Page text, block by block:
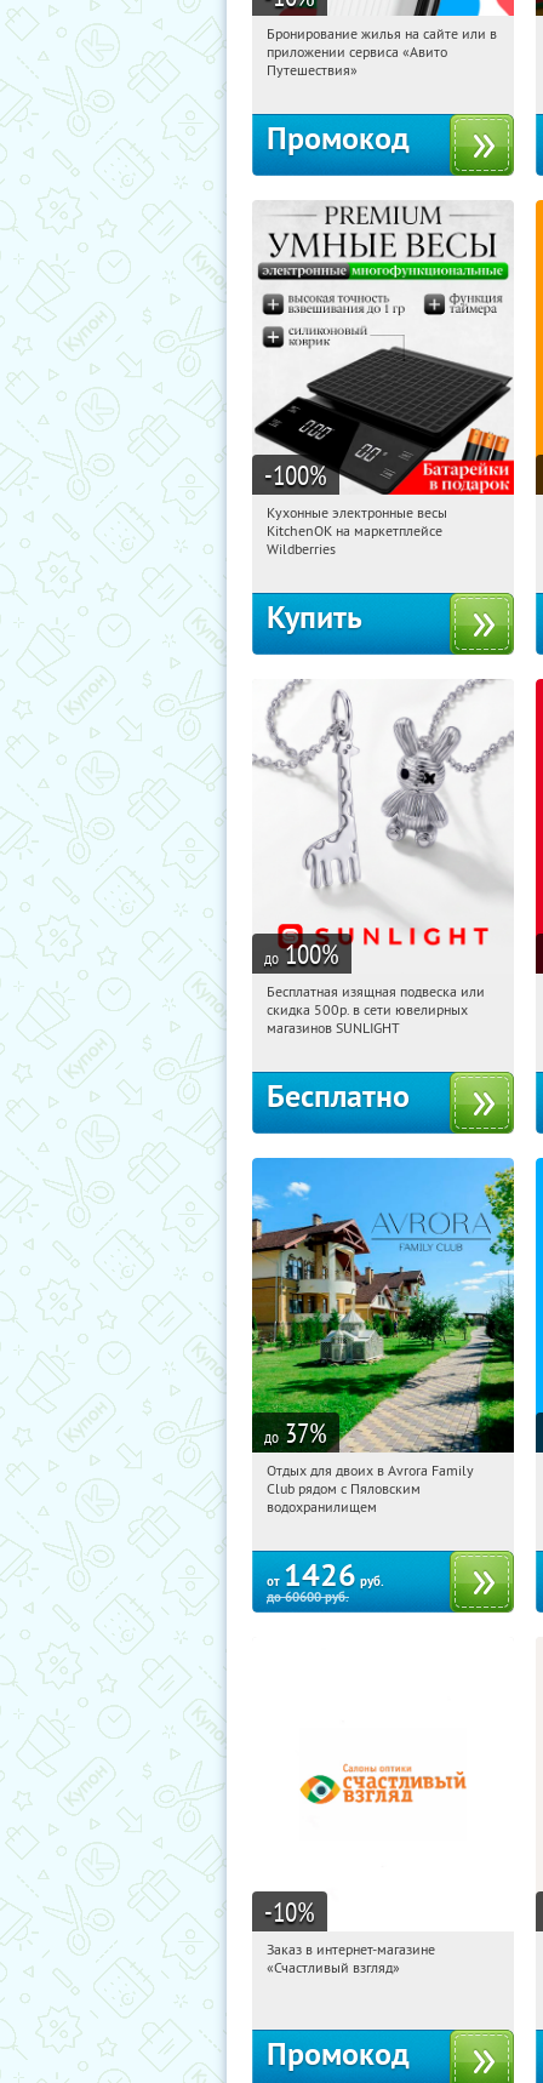
11:27:41 Получили:11
Россия
Бронирование жилья на сайте или в
приложении сервиса «Авито
Путешествия»
Промокод
-100%
11:27:41 Получили:
Россия
Кухонные электронные весы
KitchenOK на маркетплейсе
Wildberries
Купить
до 100%
11:27:41 Получили:
Россия
Бесплатная изящная подвеска или
скидка 500р. в сети ювелирных
магазинов SUNLIGHT
Бесплатно
до 37%
11:27:41 Купили:
Московская обл., Мытищинский р-н,
Отдых для двоих в Avrora Family
Club рядом с Пяловским
водохранилищем
от 1426 руб.
до60600руб.
-10%
11:27:41
Получи первым!
Заказ в интернет-магазине
«Счастливый взгляд»
Промокод